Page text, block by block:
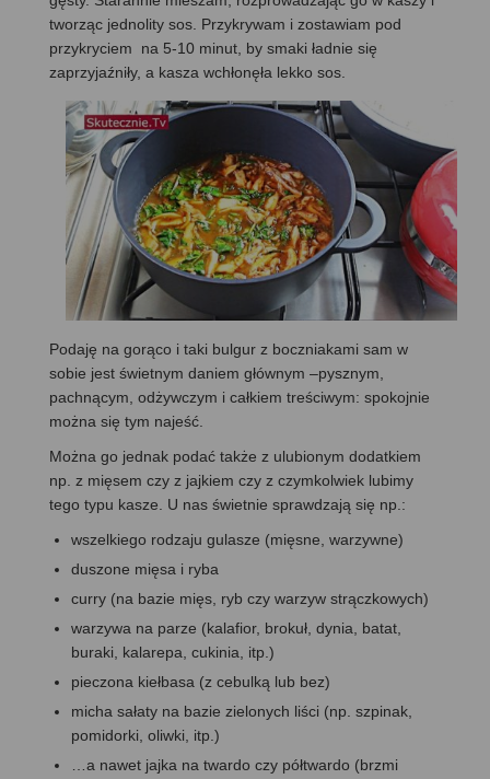
tworząc jednolity sos. Przykrywam i zostawiam pod
przykryciem na 5-10 minut, by smaki ładnie się
zaprzyjaźniły, a kasza wchłonęła lekko sos.
Podaję na gorąco i taki bulgur z boczniakami sam w
sobie jest świetnym daniem głównym –pysznym,
pachnącym, odżywczym i całkiem treściwym: spokojnie
można się tym najeść.
Można go jednak podać także z ulubionym dodatkiem
np. z mięsem czy z jajkiem czy z czymkolwiek lubimy
tego typu kasze. U nas świetnie sprawdzają się np.:
wszelkiego rodzaju gulasze (mięsne, warzywne)
duszone mięsa i ryba
curry (na bazie mięs, ryb czy warzyw strączkowych)
warzywa na parze (kalafior, brokuł, dynia, batat,
buraki, kalarepa, cukinia, itp.)
pieczona kiełbasa (z cebulką lub bez)
micha sałaty na bazie zielonych liści (np. szpinak,
pomidorki, oliwki, itp.)
…a nawet jajka na twardo czy półtwardo (brzmi